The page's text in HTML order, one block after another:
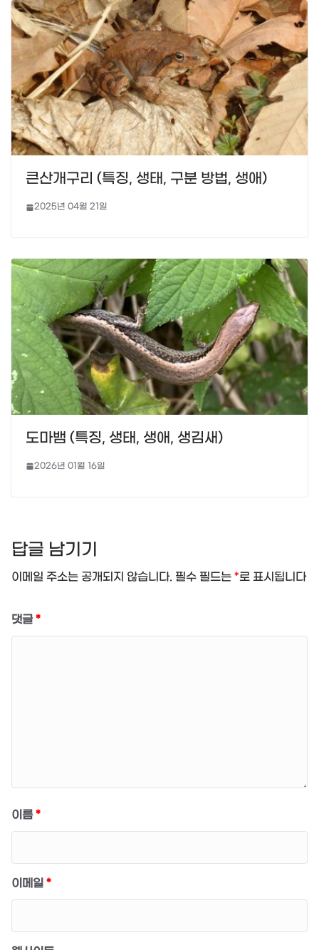
큰산개구리 (특징, 생태, 구분 방법, 생애)
2025년 04월 21일
도마뱀 (특징, 생태, 생애, 생김새)
2026년 01월 16일
답글 남기기
이메일 주소는 공개되지 않습니다. 필수 필드는 *로 표시됩니다
댓글*
이름*
이메일 *